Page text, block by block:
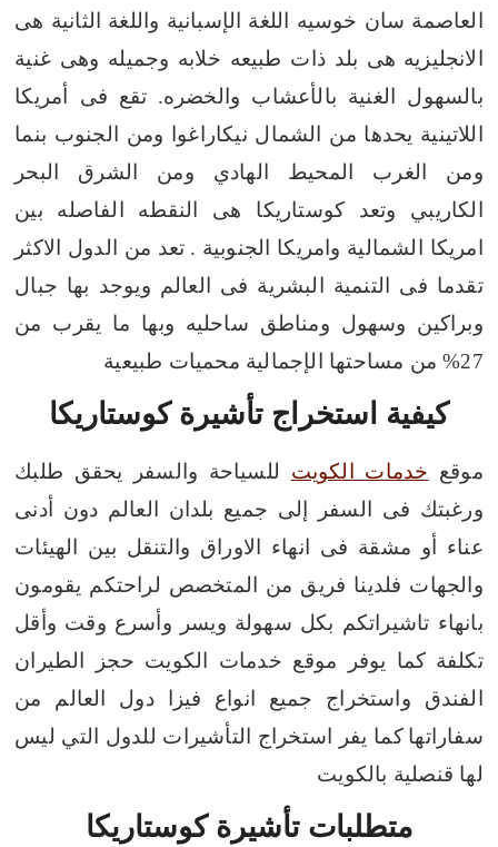
العاصمة سان خوسيه اللغة الإسبانية واللغة الثانية هى
الانجليزيه هى بلد ذات طبيعه خلابه وجميله وهى غنية
بالسهول الغنية بالأعشاب والخضره. تقع فى أمريكا
اللاتينية يحدها من الشمال نيكاراغوا ومن الجنوب بنما
ومن الغرب المحيط الهادي ومن الشرق البحر
الكاريبي وتعد كوستاريكا هى النقطه الفاصله بين
امريكا الشمالية وامريكا الجنوبية . تعد من الدول الاكثر
تقدما فى التنمية البشرية فى العالم ويوجد بها جبال
وبراكين وسهول ومناطق ساحليه وبها ما يقرب من
27% من مساحتها الإجمالية محميات طبيعية
كيفية استخراج تأشيرة كوستاريكا
موقع خدمات الكويت للسياحة والسفر يحقق طلبك
ورغبتك فى السفر إلى جميع بلدان العالم دون أدنى
عناء أو مشقة فى انهاء الاوراق والتنقل بين الهيئات
والجهات فلدينا فريق من المتخصص لراحتكم يقومون
بانهاء تاشيراتكم بكل سهولة ويسر وأسرع وقت وأقل
تكلفة كما يوفر موقع خدمات الكويت حجز الطيران
الفندق واستخراج جميع انواع فيزا دول العالم من
سفاراتها كما يفر استخراج التأشيرات للدول التي ليس
لها قنصلية بالكويت
متطلبات تأشيرة كوستاريكا